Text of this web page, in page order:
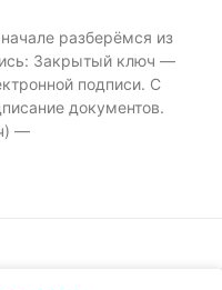
разберёмся из
Закрытый ключ —
подписи. С
документов.
—